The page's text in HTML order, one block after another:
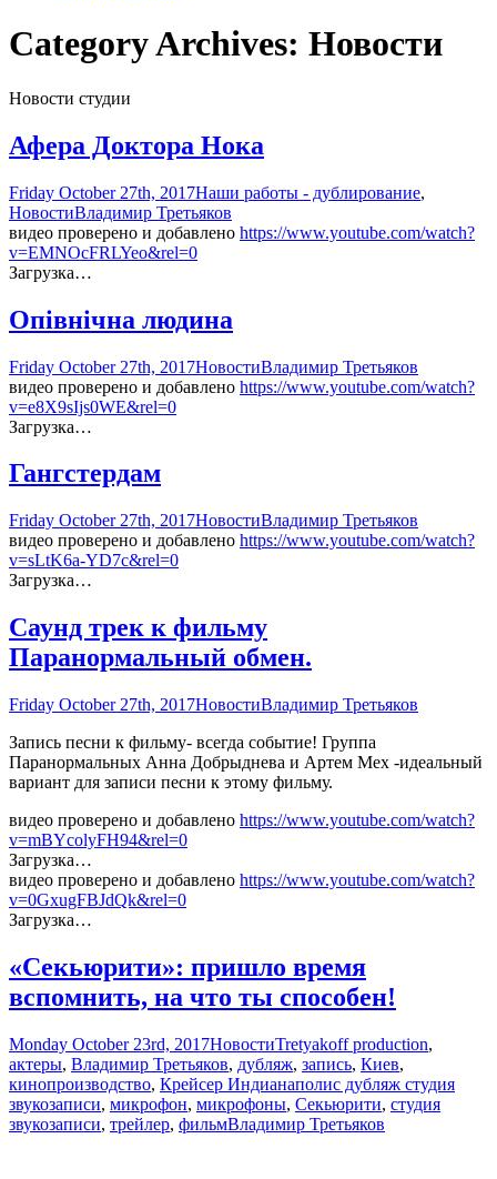
Category Archives: Новости
Новости студии
Афера Доктора Нока
Friday October 27th, 2017Наши работы - дублирование,
НовостиВладимир Третьяков
видео проверено и добавлено https://www.youtube.com/watch?
v=EMNOcFRLYeo&rel=0
Загрузка…
Опівнічна людина
Friday October 27th, 2017НовостиВладимир Третьяков
видео проверено и добавлено https://www.youtube.com/watch?
v=e8X9sIjs0WE&rel=0
Загрузка…
Гангстердам
Friday October 27th, 2017НовостиВладимир Третьяков
видео проверено и добавлено https://www.youtube.com/watch?
v=sLtK6a-YD7c&rel=0
Загрузка…
Саунд трек к фильму
Паранормальный обмен.
Friday October 27th, 2017НовостиВладимир Третьяков
Запись песни к фильму- всегда событие! Группа
Паранормальных Анна Добрыднева и Артем Мех -идеальный
вариант для записи песни к этому фильму.
видео проверено и добавлено https://www.youtube.com/watch?
v=mBYcolyFH94&rel=0
Загрузка…
видео проверено и добавлено https://www.youtube.com/watch?
v=0GxugFBJdQk&rel=0
Загрузка…
«Секьюрити»: пришло время
вспомнить, на что ты способен!
Monday October 23rd, 2017НовостиTretyakoff production,
актеры, Владимир Третьяков, дубляж, запись, Киев,
кинопроизводство, Крейсер Индианаполис дубляж студия
звукозаписи, микрофон, микрофоны, Секьюрити, студия
звукозаписи, трейлер, фильмВладимир Третьяков